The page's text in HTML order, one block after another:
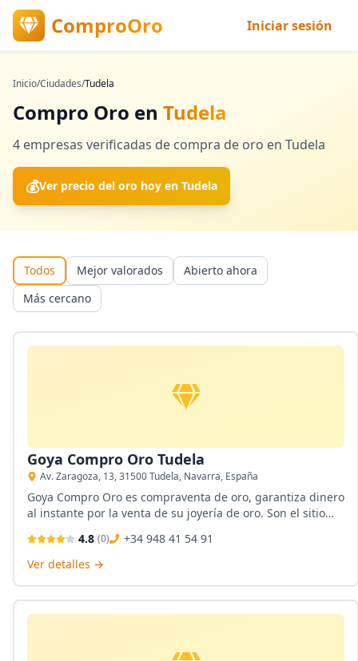
ComproOro Iniciar sesión
Inicio/Ciudades/Tudela
Compro Oro en Tudela
4 empresas verificadas de compra de oro en Tudela
💰Ver precio del oro hoy en Tudela
Todos Mejor valorados
Abierto ahora
Más cercano
Goya Compro Oro Tudela
Av. Zaragoza, 13, 31500 Tudela, Navarra, España
Goya Compro Oro es compraventa de oro, garantiza dinero
al instante por la venta de su joyería de oro. Son el sitio
con personal calificado y balanzas homologadas. También
cuenta con casas de empeño, al mejor precio.
4.8 (0)
+34 948 41 54 91
Ver detalles →